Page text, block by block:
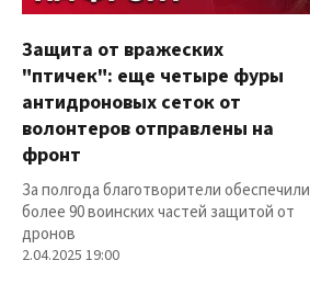
Защита от вражеских
"птичек": еще четыре фуры
антидроновых сеток от
волонтеров отправлены на
фронт
За полгода благотворители обеспечили
более 90 воинских частей защитой от
дронов
2.04.2025 19:00